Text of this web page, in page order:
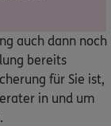
auch dann noch
bereits
für Sie ist,
in und um